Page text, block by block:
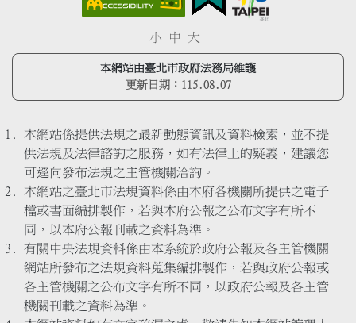
小 中 大
本網站由臺北市政府法務局維護
更新日期： 115.08.07
本網站係提供法規之最新動態資訊及資料檢索，並不提
供法規及法律諮詢之服務，如有法律上的疑義，建議您
可逕向發布法規之主管機關洽詢。
本網站之臺北市法規資料係由本府各機關所提供之電子
檔或書面編排製作，若與本府公報之公布文字有所不
同，以本府公報刊載之資料為準。
有關中央法規資料係由本系統於政府公報及各主管機關
網站所發布之法規資料蒐集編排製作，若與政府公報或
各主管機關之公布文字有所不同，以政府公報及各主管
機關刊載之資料為準。